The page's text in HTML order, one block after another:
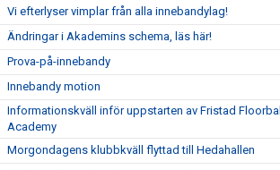
Vi efterlyser vimplar från alla innebandylag!
Ändringar i Akademins schema, läs här!
Prova-på-innebandy
Innebandy motion
Informationskväll inför uppstarten av Fristad Floorball
Academy
Morgondagens klubbkväll flyttad till Hedahallen